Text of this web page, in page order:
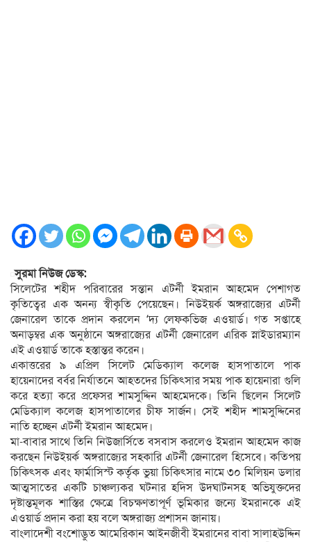
সুরমা নিউজ ডেস্ক:
সিলেটের শহীদ পরিবারের সন্তান এটর্নী ইমরান আহমেদ পেশাগত
কৃতিত্বের এক অনন্য স্বীকৃতি পেয়েছেন। নিউইয়র্ক অঙ্গরাজ্যের এটর্নী
জেনারেল তাকে প্রদান করলেন ‘দ্য লেফকভিজ এওয়ার্ড। গত সপ্তাহে
অনাড়ম্বর এক অনুষ্ঠানে অঙ্গরাজ্যের এটর্নী জেনারেল এরিক স্নাইডারম্যান
এই এওয়ার্ড তাকে হস্তান্তর করেন।
একাত্তরের ৯ এপ্রিল সিলেট মেডিক্যাল কলেজ হাসপাতালে পাক
হায়েনাদের বর্বর নির্যাতনে আহতদের চিকিৎসার সময় পাক হায়েনারা গুলি
করে হত্যা করে প্রফেসর শামসুদ্দিন আহমেদকে। তিনি ছিলেন সিলেট
মেডিক্যাল কলেজ হাসপাতালের চীফ সার্জন। সেই শহীদ শামসুদ্দিনের
নাতি হচ্ছেন এটর্নী ইমরান আহমেদ।
মা-বাবার সাথে তিনি নিউজার্সিতে বসবাস করলেও ইমরান আহমেদ কাজ
করছেন নিউইয়র্ক অঙ্গরাজ্যের সহকারি এটর্নী জেনারেল হিসেবে। কতিপয়
চিকিৎসক এবং ফার্মাসিস্ট কর্তৃক ভুয়া চিকিৎসার নামে ৩০ মিলিয়ন ডলার
আত্মসাতের একটি চাঞ্চল্যকর ঘটনার হদিস উদঘাটনসহ অভিযুক্তদের
দৃষ্টান্তমূলক শাস্তির ক্ষেত্রে বিচক্ষণতাপূর্ণ ভূমিকার জন্যে ইমরানকে এই
এওয়ার্ড প্রদান করা হয় বলে অঙ্গরাজ্য প্রশাসন জানায়।
বাংলাদেশী বংশোদ্ভুত আমেরিকান আইনজীবী ইমরানের বাবা সালাহউদ্দিন